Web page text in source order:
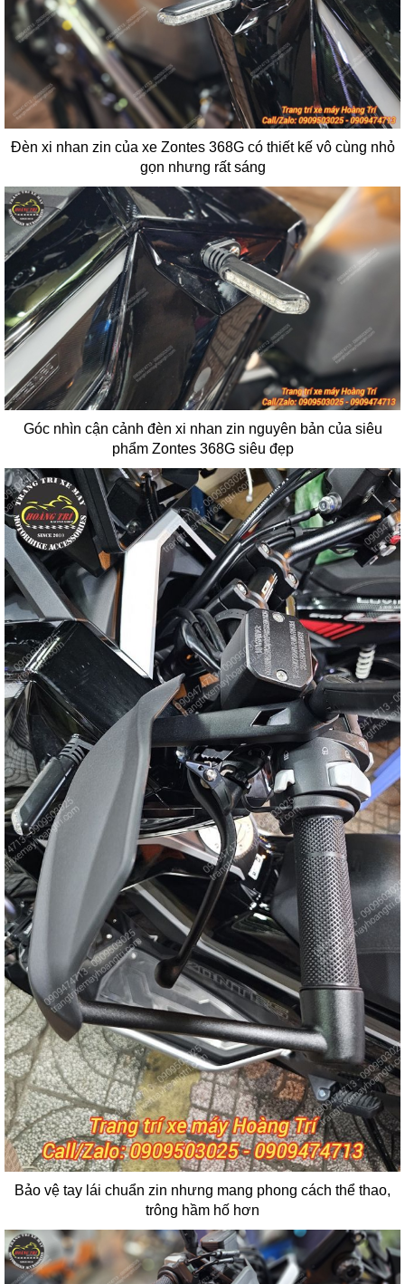
Đèn xi nhan zin của xe Zontes 368G có thiết kế vô cùng nhỏ
gọn nhưng rất sáng
Góc nhìn cận cảnh đèn xi nhan zin nguyên bản của siêu
phẩm Zontes 368G siêu đẹp
Bảo vệ tay lái chuẩn zin nhưng mang phong cách thể thao,
trông hầm hố hơn